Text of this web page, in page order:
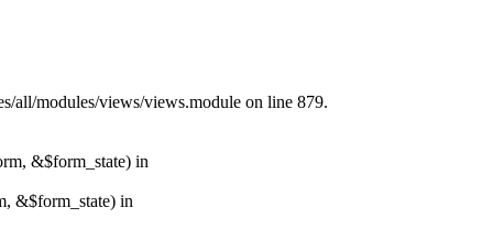
all/modules/views/views.module on line 879.
&$form_state) in
&$form_state) in